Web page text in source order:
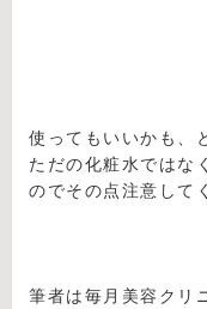
使ってもいいかも、
ただの化粧水ではな
のでその点注意して
筆者は毎月美容クリ